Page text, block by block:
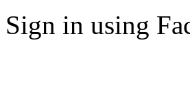
Sign in using